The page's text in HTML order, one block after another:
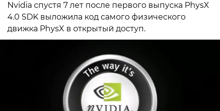
Nvidia спустя 7 лет после первого выпуска PhysX
4.0 SDK выложила код самого физического
движка PhysX в открытый доступ.